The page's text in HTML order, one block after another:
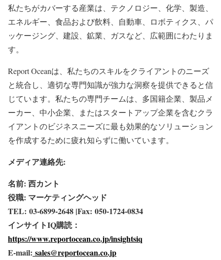
私たちがカバーする産業は、テクノロジー、化学、製造、
エネルギー、食品および飲料、自動車、ロボティクス、パ
ッケージング、建設、鉱業、ガスなど、広範囲にわたりま
す。
Report Oceanは、私たちのスキルをクライアントのニーズ
と統合し、適切な専門知識が強力な洞察を提供できると信
じています。私たちの専門チームは、多国籍企業、製品メ
ーカー、中小企業、またはスタートアップ企業を含むクラ
イアントのビジネスニーズに最も効果的なソリューション
を作成するために疲れ知らずに働いています。
メディア連絡先:
名前: 西カント
役職: マーケティングヘッド
TEL: 03-6899-2648 |Fax: 050-1724-0834
インサイトIQ購読：
https://www.reportocean.co.jp/insightsiq
E-mail: sales@reportocean.co.jp